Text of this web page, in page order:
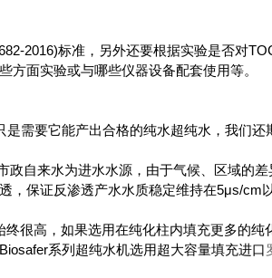
2016)标准，另外还要根据实验是否对
方面实验或与哪些仪器设备配套使用等。
需要它能产出合格的纯水超纯水，我们还
政自来水为进水水源，由于气候、区域的
，保证反渗透产水水质稳定维持在5μs/cm
很高，如果选用在纯化柱内填充更多的纯
系列超纯水机选用超大容量填充进口